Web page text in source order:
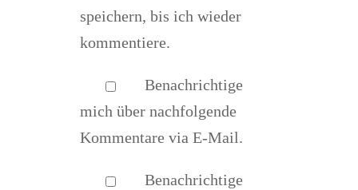
speichern, bis ich wieder
kommentiere.
Benachrichtige
mich über nachfolgende
Kommentare via E-Mail.
Benachrichtige